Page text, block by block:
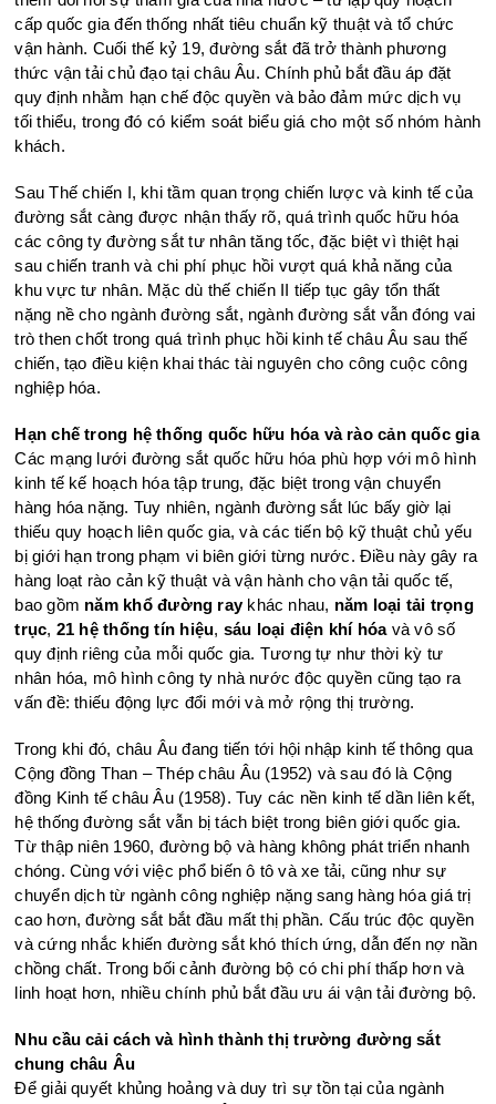
cấp quốc gia đến thống nhất tiêu chuẩn kỹ thuật và tổ chức
vận hành. Cuối thế kỷ 19, đường sắt đã trở thành phương
thức vận tải chủ đạo tại châu Âu. Chính phủ bắt đầu áp đặt
quy định nhằm hạn chế độc quyền và bảo đảm mức dịch vụ
tối thiểu, trong đó có kiểm soát biểu giá cho một số nhóm hành
khách.
Sau Thế chiến I, khi tầm quan trọng chiến lược và kinh tế của
đường sắt càng được nhận thấy rõ, quá trình quốc hữu hóa
các công ty đường sắt tư nhân tăng tốc, đặc biệt vì thiệt hại
sau chiến tranh và chi phí phục hồi vượt quá khả năng của
khu vực tư nhân. Mặc dù thế chiến II tiếp tục gây tổn thất
nặng nề cho ngành đường sắt, ngành đường sắt vẫn đóng vai
trò then chốt trong quá trình phục hồi kinh tế châu Âu sau thế
chiến, tạo điều kiện khai thác tài nguyên cho công cuộc công
nghiệp hóa.
Hạn chế trong hệ thống quốc hữu hóa và rào cản quốc gia
Các mạng lưới đường sắt quốc hữu hóa phù hợp với mô hình
kinh tế kế hoạch hóa tập trung, đặc biệt trong vận chuyển
hàng hóa nặng. Tuy nhiên, ngành đường sắt lúc bấy giờ lại
thiếu quy hoạch liên quốc gia, và các tiến bộ kỹ thuật chủ yếu
bị giới hạn trong phạm vi biên giới từng nước. Điều này gây ra
hàng loạt rào cản kỹ thuật và vận hành cho vận tải quốc tế,
bao gồm năm khổ đường raykhác nhau, năm loại tải trọng
trục, 21 hệ thống tín hiệu, sáu loại điện khí hóavà vô số
quy định riêng của mỗi quốc gia. Tương tự như thời kỳ tư
nhân hóa, mô hình công ty nhà nước độc quyền cũng tạo ra
vấn đề: thiếu động lực đổi mới và mở rộng thị trường.
Trong khi đó, châu Âu đang tiến tới hội nhập kinh tế thông qua
Cộng đồng Than – Thép châu Âu (1952) và sau đó là Cộng
đồng Kinh tế châu Âu (1958). Tuy các nền kinh tế dần liên kết,
hệ thống đường sắt vẫn bị tách biệt trong biên giới quốc gia.
Từ thập niên 1960, đường bộ và hàng không phát triển nhanh
chóng. Cùng với việc phổ biến ô tô và xe tải, cũng như sự
chuyển dịch từ ngành công nghiệp nặng sang hàng hóa giá trị
cao hơn, đường sắt bắt đầu mất thị phần. Cấu trúc độc quyền
và cứng nhắc khiến đường sắt khó thích ứng, dẫn đến nợ nần
chồng chất. Trong bối cảnh đường bộ có chi phí thấp hơn và
linh hoạt hơn, nhiều chính phủ bắt đầu ưu ái vận tải đường bộ.
Nhu cầu cải cách và hình thành thị trường đường sắt
chung châu Âu
Để giải quyết khủng hoảng và duy trì sự tồn tại của ngành